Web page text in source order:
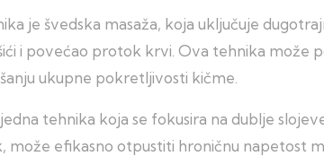
je švedska masaža, koja uključuje
i povećao protok krvi. Ova tehnika može
ukupne pokretljivosti kičme.
tehnika koja se fokusira na dublje
može efikasno otpustiti hroničnu napetost